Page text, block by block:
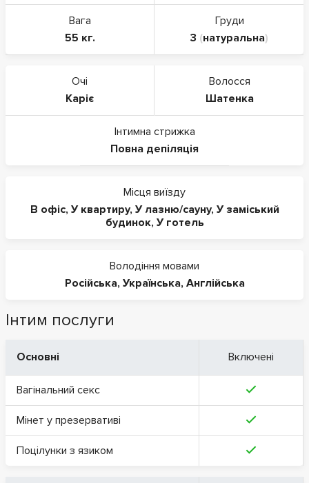
Вага
55 кг.
Груди
3 (натуральна)
Очі
Каріє
Волосся
Шатенка
Інтимна стрижка
Повна депіляція
Місця виїзду
В офіс, У квартиру, У лазню/сауну, У заміський
будинок, У готель
Володіння мовами
Російська, Українська, Англійська
Інтим послуги
Основні Включені
Вагінальний секс
Мінет у презервативі
Поцілунки з язиком